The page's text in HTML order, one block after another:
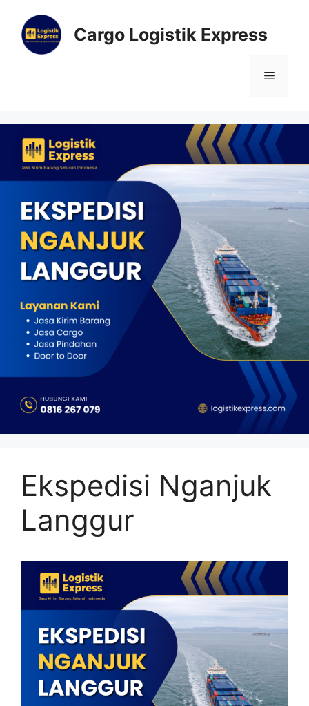
Cargo Logistik Express
Ekspedisi Nganjuk
Langgur